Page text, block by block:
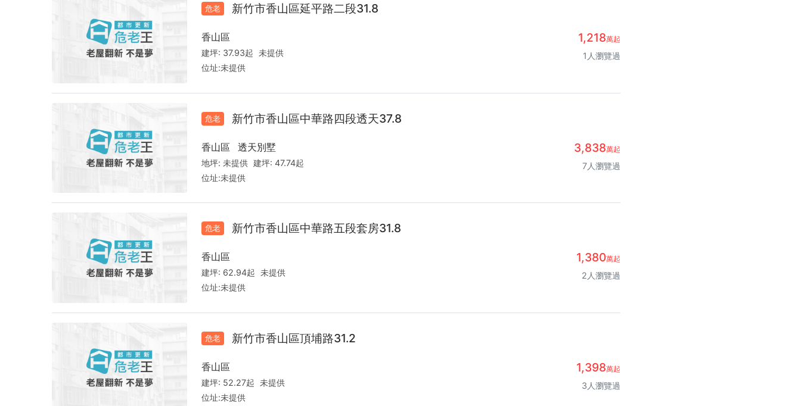
危老 新竹市香山區延平路二段31.8
1,218萬起
1人瀏覽過
香山區
建坪: 37.93起 未提供
位址:未提供
危老 新竹市香山區中華路四段透天37.8
3,838萬起
7人瀏覽過
香山區 透天別墅
地坪:未提供 建坪:47.74起
位址:未提供
危老 新竹市香山區中華路五段套房31.8
1,380萬起
2人瀏覽過
香山區
建坪: 62.94起 未提供
位址:未提供
危老 新竹市香山區頂埔路31.2
1,398萬起
3人瀏覽過
香山區
建坪: 52.27起 未提供
位址:未提供